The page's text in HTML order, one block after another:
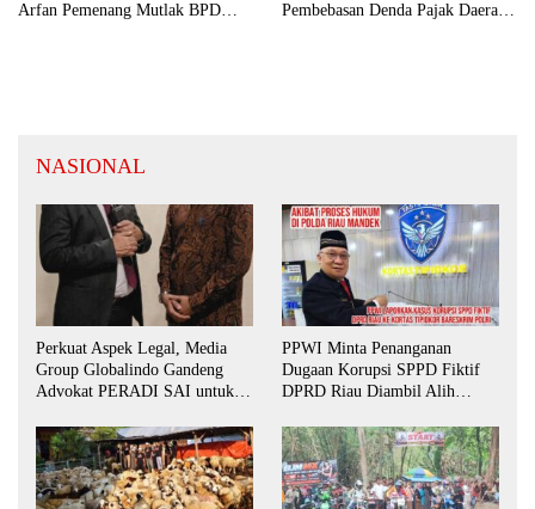
Arfan Pemenang Mutlak BPD
Pembebasan Denda Pajak Daerah
NASIONAL
Perkuat Aspek Legal, Media
Group Globalindo Gandeng
Advokat PERADI SAI untuk
PPWI Minta Penanganan
Dugaan Korupsi SPPD Fiktif
DPRD Riau Diambil Alih